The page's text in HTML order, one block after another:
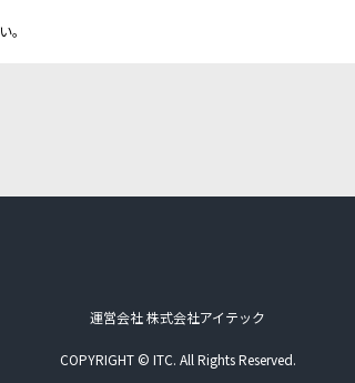
。
運営会社 株式会社アイテック
COPYRIGHT © ITC. All Rights Reserved.